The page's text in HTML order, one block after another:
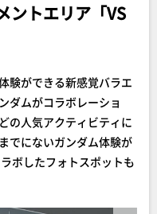
ントエリア「VS
験ができる新感覚バラエ
ダムがコラボレーショ
の人気アクティビティに
でにないガンダム体験が
ボしたフォトスポットも